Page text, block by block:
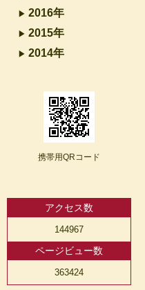
2016年
2015年
2014年
携帯用QRコード
アクセス数
144967
ページビュー数
363424